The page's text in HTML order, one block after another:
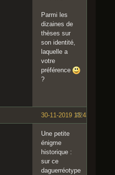
Parmi les
dizaines de
thèses sur
son identité,
laquelle a
votre
préférence
?
#2
30-11-2019 13:43:41
Une petite
énigme
historique :
sur ce
daguerréotype